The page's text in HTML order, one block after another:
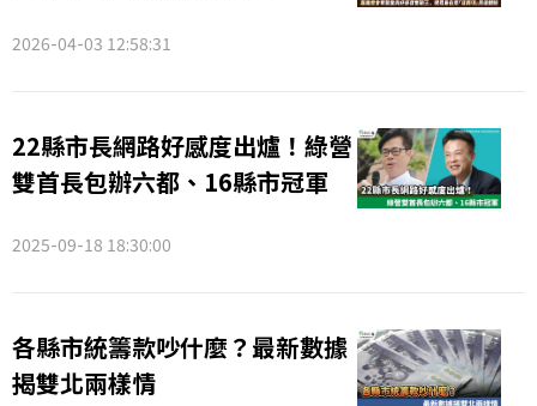
2026-04-03 12:58:31
22縣市長網路好感度出爐！綠營
雙首長包辦六都、16縣市冠軍
2025-09-18 18:30:00
各縣市統籌款吵什麼？最新數據
揭雙北兩樣情